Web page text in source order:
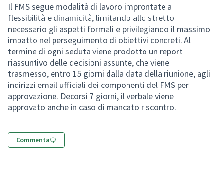
Il FMS segue modalità di lavoro improntate a
flessibilità e dinamicità, limitando allo stretto
necessario gli aspetti formali e privilegiando il massimo
impatto nel perseguimento di obiettivi concreti. Al
termine di ogni seduta viene prodotto un report
riassuntivo delle decisioni assunte, che viene
trasmesso, entro 15 giorni dalla data della riunione, agli
indirizzi email ufficiali dei componenti del FMS per
approvazione. Decorsi 7 giorni, il verbale viene
approvato anche in caso di mancato riscontro.
Commenta